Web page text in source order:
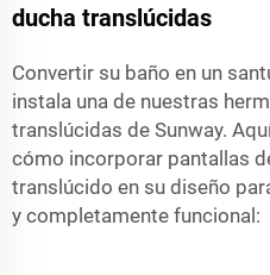
ducha translúcidas
Convertir su baño en un
instala una de nuestras
translúcidas de Sunway.
cómo incorporar pantallas
translúcido en su diseño
y completamente funcional: